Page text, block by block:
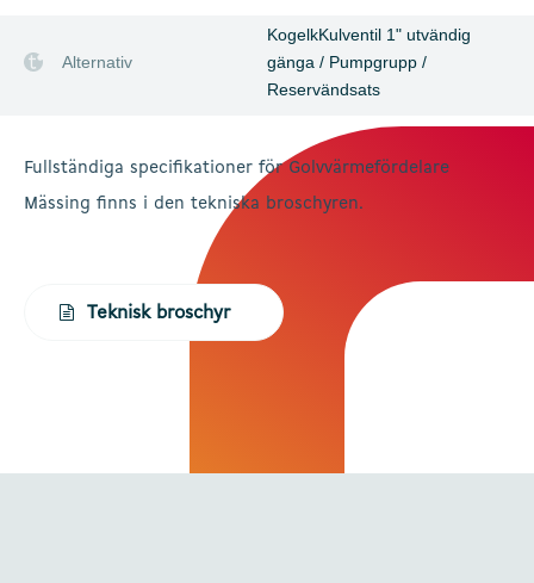
Alternativ
KogelkKulventil 1" utvändig
gänga / Pumpgrupp /
Reservändsats
Fullständiga specifikationer för Golvvärmefördelare
Mässing finns i den tekniska broschyren.
Teknisk broschyr